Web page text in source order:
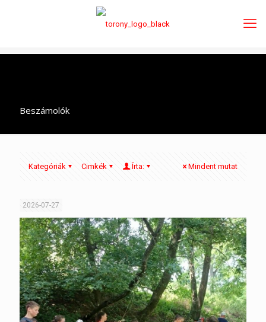
Beszámolók
Kategóriák Cimkék Írta: Mindent mutat
2026-07-27